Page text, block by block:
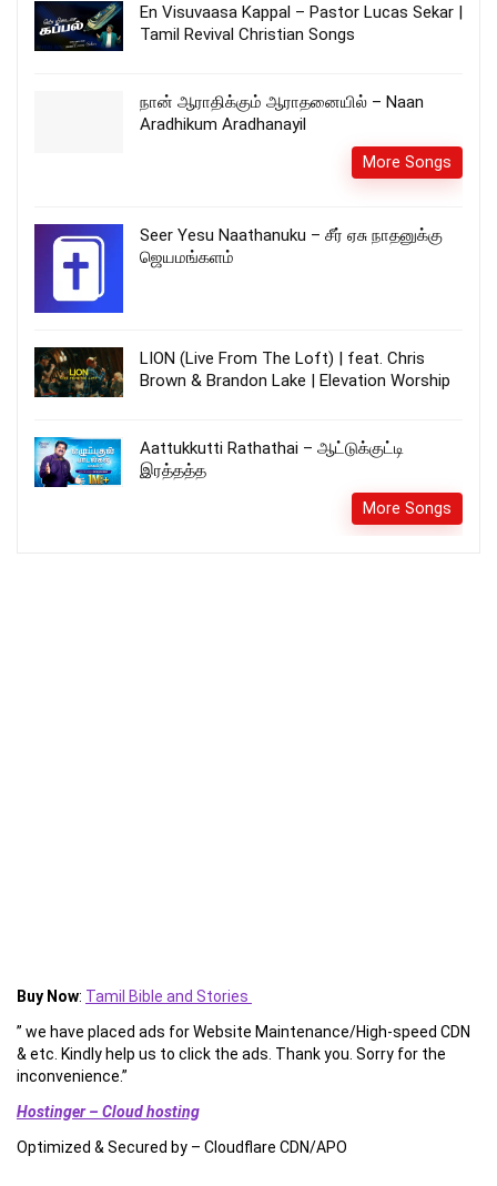
En Visuvaasa Kappal – Pastor Lucas Sekar |
Tamil Revival Christian Songs
நான் ஆராதிக்கும் ஆராதனையில் – Naan
Aradhikum Aradhanayil
More Songs
Seer Yesu Naathanuku – சீர் ஏசு நாதனுக்கு
ஜெயமங்களம்
LION (Live From The Loft) | feat. Chris
Brown & Brandon Lake | Elevation Worship
Aattukkutti Rathathai – ஆட்டுக்குட்டி
இரத்தத்த
More Songs
Buy Now: Tamil Bible and Stories
” we have placed ads for Website Maintenance/High-speed CDN
& etc. Kindly help us to click the ads. Thank you. Sorry for the
inconvenience.”
Hostinger – Cloud hosting
Optimized & Secured by – Cloudflare CDN/APO